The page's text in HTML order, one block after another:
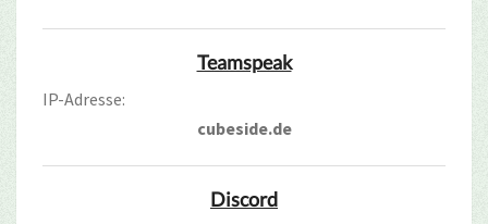
Teamspeak
IP-Adresse:
cubeside.de
Discord